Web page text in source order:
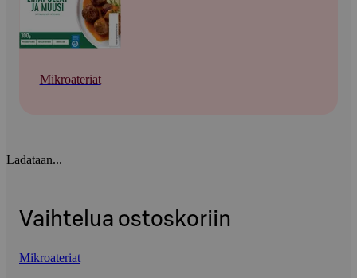
Mikroateriat
Ladataan...
Vaihtelua ostoskoriin
Mikroateriat